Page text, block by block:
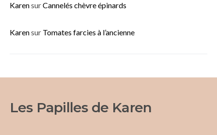
KarensurCannelés chèvre épinards
Karensur Tomates farcies à l’ancienne
Les Papilles de Karen